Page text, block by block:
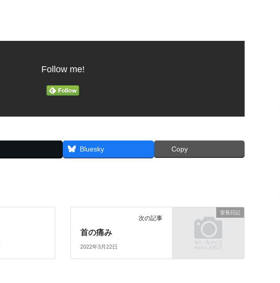
Follow me!
Bluesky Copy
室長日記
次の記事
首の痛み
2022年3月22日